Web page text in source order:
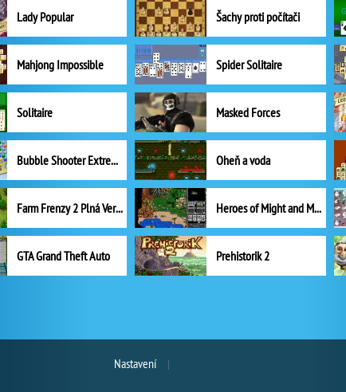
Lady Popular Šachy proti počítači
Mahjong Impossible Spider Solitaire
Solitaire Masked Forces
Bubble Shooter Extreme Oheň a voda
Farm Frenzy 2 Plná Verze Heroes of Might and Magic II
GTA Grand Theft Auto Prehistorik 2
Nastavení